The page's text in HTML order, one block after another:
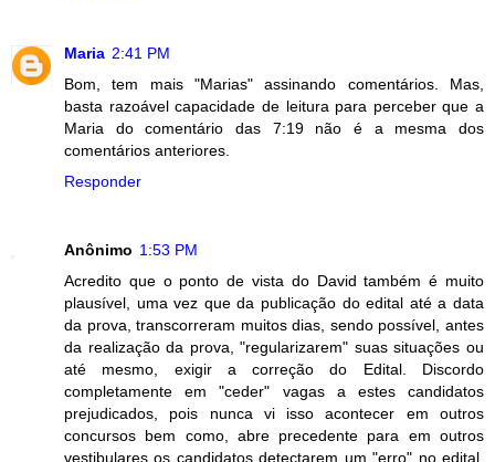
Maria 2:41 PM
Bom, tem mais "Marias" assinando comentários. Mas,
basta razoável capacidade de leitura para perceber que a
Maria do comentário das 7:19 não é a mesma dos
comentários anteriores.
Responder
Anônimo 1:53 PM
Acredito que o ponto de vista do David também é muito
plausível, uma vez que da publicação do edital até a data
da prova, transcorreram muitos dias, sendo possível, antes
da realização da prova, "regularizarem" suas situações ou
até mesmo, exigir a correção do Edital. Discordo
completamente em "ceder" vagas a estes candidatos
prejudicados, pois nunca vi isso acontecer em outros
concursos bem como, abre precedente para em outros
vestibulares os candidatos detectarem um "erro" no edital,